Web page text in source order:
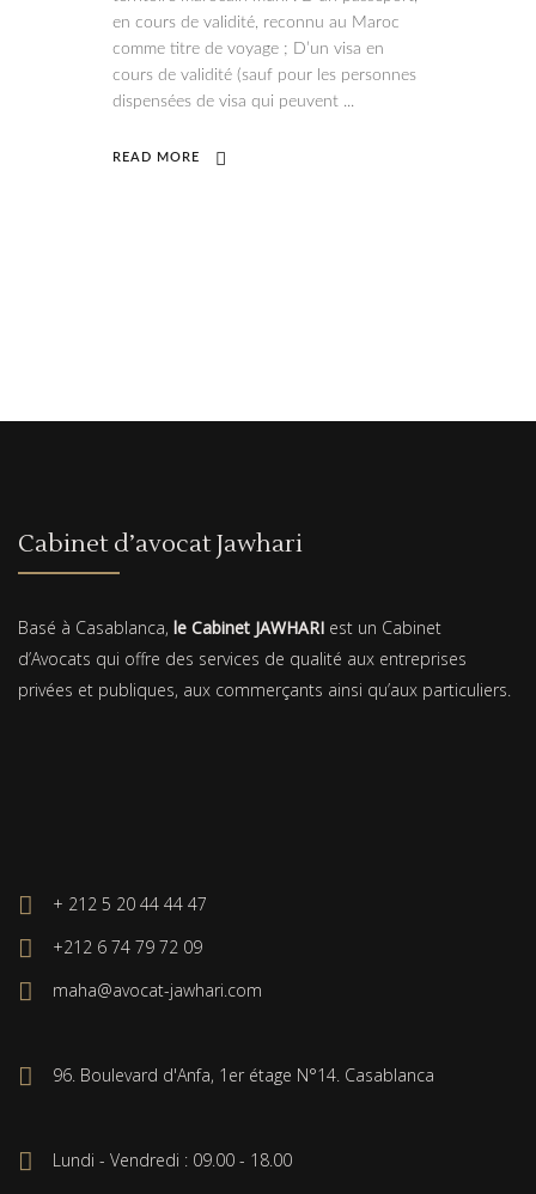
en cours de validité, reconnu au Maroc
comme titre de voyage ; D’un visa en
cours de validité (sauf pour les personnes
dispensées de visa qui peuvent
READ MORE
Cabinet d’avocat Jawhari
Basé à Casablanca, le Cabinet JAWHARI est un Cabinet
d’Avocats qui offre des services de qualité aux entreprises
privées et publiques, aux commerçants ainsi qu’aux particuliers.
+ 212 5 20 44 44 47
+212 6 74 79 72 09
maha@avocat-jawhari.com
96. Boulevard d'Anfa, 1er étage N°14. Casablanca
Lundi - Vendredi : 09.00 - 18.00